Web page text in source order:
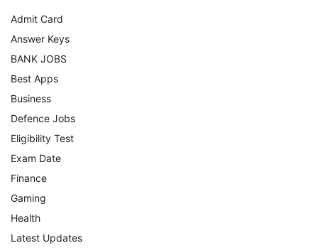
Admit Card
Answer Keys
BANK JOBS
Best Apps
Business
Defence Jobs
Eligibility Test
Exam Date
Finance
Gaming
Health
Latest Updates